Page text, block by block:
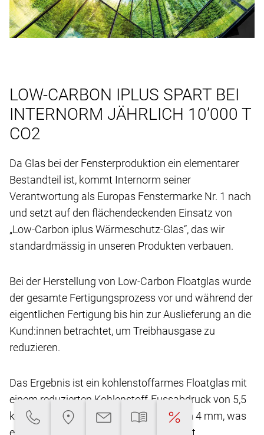
LOW-CARBON IPLUS SPART BEI
INTERNORM JÄHRLICH 10’000 T
CO2
Da Glas bei der Fensterproduktion ein elementarer
Bestandteil ist, kommt Internorm seiner
Verantwortung als Europas Fenstermarke Nr. 1 nach
und setzt auf den flächendeckenden Einsatz von
„Low-Carbon iplus Wärmeschutz-Glas“, das wir
standardmässig in unseren Produkten verbauen.
Bei der Herstellung von Low-Carbon Floatglas wurde
der gesamte Fertigungsprozess vor und während der
eigentlichen Fertigung bis hin zur Auslieferung an die
Kund:innen betrachtet, um Treibhausgase zu
reduzieren.
Das Ergebnis ist ein kohlenstoffarmes Floatglas mit
einem reduzierten Kohlenstoff-Fussabdruck von 5,5
kg CO2-eq/m2** bei einer Glasdicke von 4 mm, was
eine Reduktion von über 45 % ermöglicht.